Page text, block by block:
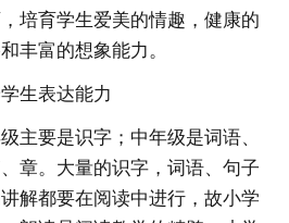
培育学生爱美的情趣，健康的
丰富的想象能力。
生表达能力
主要是识字；中年级是词语、
章。大量的识字，词语、句子
解都要在阅读中进行，故小学